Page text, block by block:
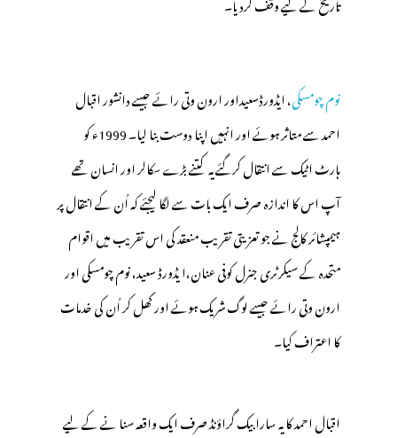
نوم چومسکی، ایڈورڈسعیداور ارون وتی رائے جیسے دانشور اقبال
احمد سے متاثر ہوئے اور انہیں اپنا دوست بنا لیا۔ 1999ء کو
ہارٹ اٹیک سے انتقال کرگئے یہ کتنے بڑے سکالر اور انسان تھے
آپ اس کا اندازہ صرف ایک بات سے لگا لیجئے کہ اُن کے انتقال پر
ہیمپشائر کالج نے جو تعزیتی تقریب منعقد کی اس تقریب میں اقوام
متحدہ کے سیکرٹری جنرل کوفی عنان،ا یڈورڈ سعید، نوم چومسکی اور
ارون وتی رائے جیسے لوگ شریک ہوئے اور کھل کر اُن کی خدمات
کا اعتراف کیا۔
اقبال احمد کا یہ سارا بیک گراؤنڈ صرف ایک واقعہ سنا نے کے لیے